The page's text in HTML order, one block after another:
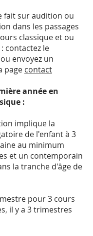
fait sur audition ou
dans les passages
classique et ou
contactez le
ou envoyez un
page contact
année en
:
implique la
de l'enfant à 3
au minimum
et un contemporain
la tranche d'âge de
pour 3 cours
il y a 3 trimestres